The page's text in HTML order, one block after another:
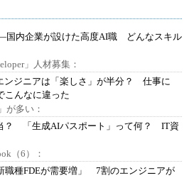
国内企業が設けた高度AI職 どんなスキル
」人材募集：
ンジニアは「楽しさ」が半分？ 仕事に
こんなに違った
が多い：
？ 「生成AIパスポート」って何？ IT資
（6）：
職種FDEが需要増」 7割のエンジニアが